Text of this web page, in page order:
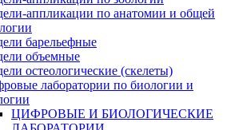
аппликации по анатомии и общей
барельефные
объемные
остеологические (скелеты)
лаборатории по биологии и
ЦИФРОВЫЕ И БИОЛОГИЧЕСКИЕ